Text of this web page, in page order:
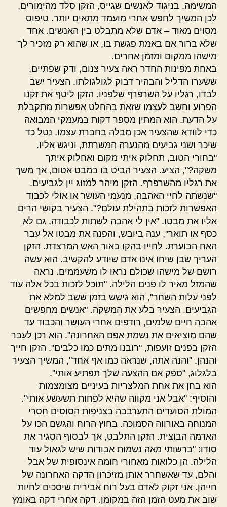
המשימה. בניגוד לאנשים שגייס, הזקן סלד מהימורים,
לכן המשיך לחפש אחרי מועמד מתאים יותר. טיפוס
מסוים מאוד – אדם שלא מתבלט בין האנשים. אחד
שלא ברור אם באמת פגשת בו, או שהוא רק מזכיר לך
מישהו ממקום ומזמן אחרים.
באחת מפינות החדר ראה צעיר צנום, ודק שפתיים,
ששערו הדליל והבהיר דבוק לגולגולתו. הצעיר ישב
לבדו, רגליו על השרפרף שלפניו. הזקן ליטף את זקנו
הפרוע וחשב לעצמו שזאת בהחלט אפשרות מתקבלת
על הדעת. הוא המתין מספר דקות במעמקי המבואה
כדי לוודא שהצעיר אכן מבלה בחברת עצמו, נטל כד
שיכר ושני גביעים מהנערה המשרתת, וניגש אליו.
"בחורי הטוב, תחלוק איתי מקום ואחלוק איתך
משקה?", הציע. הצעיר הביט בו במבט אטום, אך משך
את רגליו מהשרפרף. הזקן מיהר למזוג יין לגביעים.
"שנשתה לחיי האהבה, מנעמי העושר או אולי לכבוד
האפשרות לזכות בתהילת עולם?". הצעיר בקושי הרים
אליו את מבטו. "אין לי אהבה לשתות לכבודה, גם לא
כסף או תואר", ענה ביובש, והפנה את מבטו אל עבר
האח הבוערת. לחייו בהקו באור האש המרצדת. הזקן
העריך שבן שיחו אינו אדם שיודע להקשיב. הוא עשה
רושם של מישהו שכולם נראו לו משעממים. נראה
שהמזל מאיר לו פנים הלילה. "תוכל לזכות בכל אלה עוד
לפני עלות השחר", הוא גישש בזמן ששב למלא את
הגביעים. הצעיר בלע את המשקה. "אנשים מחפשים
אהבה חיים שלמים, רודפים אחרי העושר והכבוד עד
שהם מוציאים את נשמת אפם האחרונה". הוא רכן לעבר
הזקן בפנים זועפות, "רובנו מתים כמו כלבים". הזקן חייך
והנהן. "והנה אתה, שנראה כמו אף אחד", המשיך הצעיר
בלגלוג, "ספק אם ההצעה שלך תפתיע אותי".
הוא בחן את אחת המלצריות בעיניים מצומצמות
והוסיף: "אבל אני מקווה שהיא לפחות תשעשע אותי".
המולת הסועדים התערבבה בצניפות הסוסים חסרי
המנוחה באורווה הסמוכה. בחוץ הרוח והגשם הכו על
האדמה הבוצית. הזקן התלבט, אך לבסוף הסגיר את
סודו: "ברשותי מאה נשמות אבודות שיש לגאול עוד
הלילה. הן כלואות מאחורי חומה אינסופית של אבל
והלם, עד שאשחרר אותן מזיכרון הדקה האחרונה של
חייהן. אני זקוק לאדם בעל רוח אבירית שיסכים לחיות
שוב את מעט הזמן הזה במקומן. דקה אחרי דקה באומץ